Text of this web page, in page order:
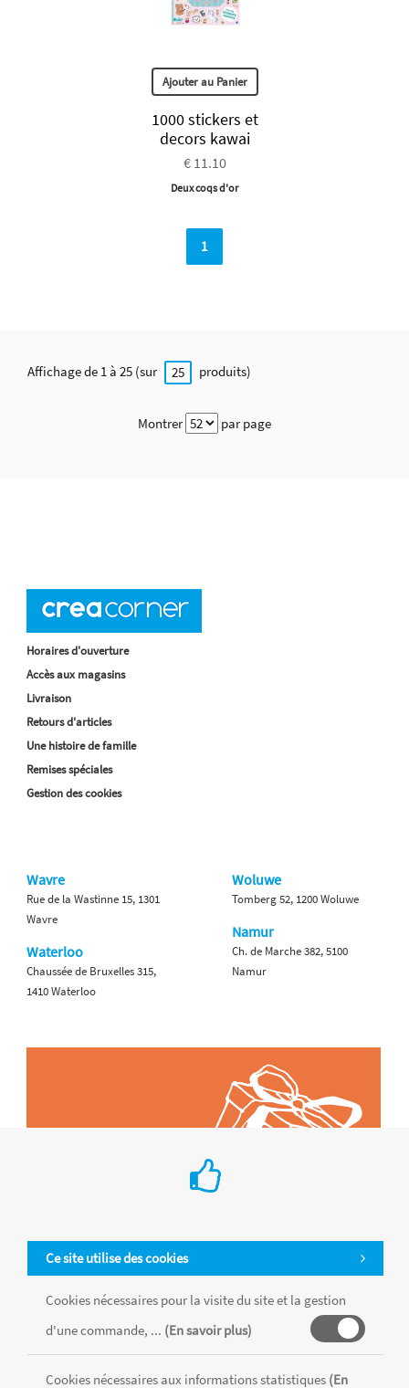
Ajouter au Panier
1000 stickers et
decors kawai
€ 11.10
Deux coqs d'or
1
Affichage de 1 à 25 (sur 25 produits)
Montrer par page
Ce site utilise des cookies
Cookies nécessaires pour la visite du site et la gestion
d'une commande, ... (En savoir plus)
Cookies nécessaires aux informations statistiques (En
Horaires d'ouverture
Accès aux magasins
Livraison
Retours d'articles
Une histoire de famille
Remises spéciales
Gestion des cookies
Wavre
Rue de la Wastinne 15, 1301
Wavre
Waterloo
Chaussée de Bruxelles 315,
1410 Waterloo
Woluwe
Tomberg 52, 1200 Woluwe
Namur
Ch. de Marche 382, 5100
Namur
Tous les produits sont vendus dans la limite des stocks disponibles de